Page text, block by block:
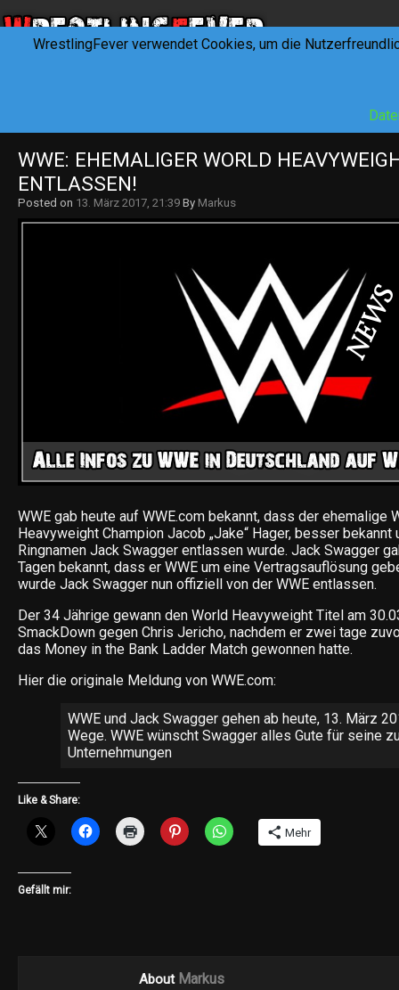
WWE: EHEMALIGER WORLD
ENTLASSEN!
Posted on 13. März 2017, 21:39 By Markus
WWE gab heute auf WWE.com bekannt, dass der ehemalige
Heavyweight Champion Jacob „Jake“ Hager, besser bekannt
Ringnamen Jack Swagger entlassen wurde. Jack Swagger
Tagen bekannt, dass er WWE um eine Vertragsauflösung
wurde Jack Swagger nun offiziell von der WWE entlassen.
Der 34 Jährige gewann den World Heavyweight Titel am
SmackDown gegen Chris Jericho, nachdem er zwei tage
das Money in the Bank Ladder Match gewonnen hatte.
Hier die originale Meldung von WWE.com:
WWE und Jack Swagger gehen ab heute, 13. März
Wege. WWE wünscht Swagger alles Gute für seine
Unternehmungen
Like & Share:
Mehr
Gefällt mir:
About Markus
WrestlingFever verwendet Cookies, um die